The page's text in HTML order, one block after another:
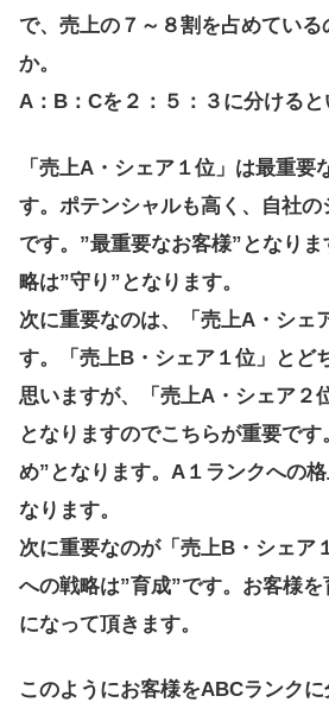
で、売上の７～８割を占めている
か。
A：B：Cを２：５：３に分けると
「売上A・シェア１位」は最重要
す。ポテンシャルも高く、自社
です。”最重要なお客様”となり
略は”守り”となります。
次に重要なのは、「売上A・シェ
す。「売上B・シェア１位」とど
思いますが、「売上A・シェア２
となりますのでこちらが重要で
め”となります。A１ランクへの
なります。
次に重要なのが「売上B・シェア
への戦略は”育成”です。お客様
になって頂きます。
このようにお客様をABCランク